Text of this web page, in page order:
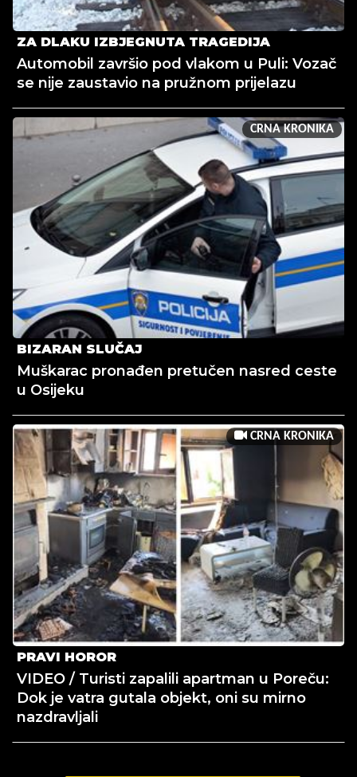
ZA DLAKU IZBJEGNUTA TRAGEDIJA
Automobil završio pod vlakom u Puli: Vozač
se nije zaustavio na pružnom prijelazu
CRNA KRONIKA
BIZARAN SLUČAJ
Muškarac pronađen pretučen nasred ceste
u Osijeku
CRNA KRONIKA
PRAVI HOROR
VIDEO / Turisti zapalili apartman u Poreču:
Dok je vatra gutala objekt, oni su mirno
nazdravljali